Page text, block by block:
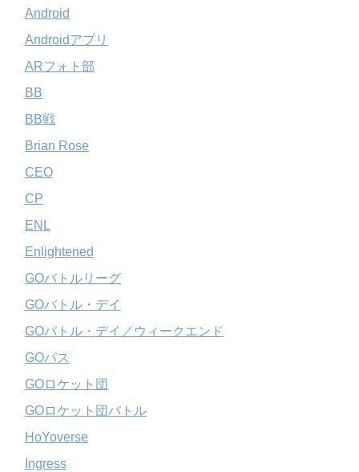
Android
Androidアプリ
ARフォト部
BB
BB戦
Brian Rose
CEO
CP
ENL
Enlightened
GOバトルリーグ
GOバトル・デイ
GOバトル・デイ／ウィークエンド
GOパス
GOロケット団
GOロケット団バトル
HoYoverse
Ingress